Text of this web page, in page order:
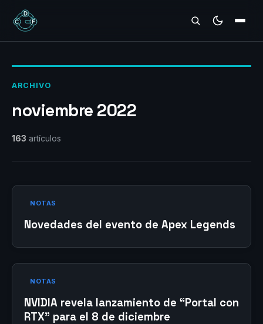
REVIEWS
ARCHIVO
noviembre 2022
163 artículos
NOTAS
Novedades del evento de Apex Legends
NOTAS
NVIDIA revela lanzamiento de “Portal con
RTX” para el 8 de diciembre